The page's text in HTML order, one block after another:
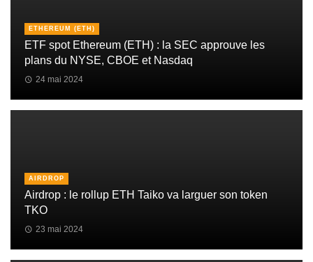
ETHEREUM (ETH)
ETF spot Ethereum (ETH) : la SEC approuve les
plans du NYSE, CBOE et Nasdaq
24 mai 2024
AIRDROP
Airdrop : le rollup ETH Taiko va larguer son token
TKO
23 mai 2024